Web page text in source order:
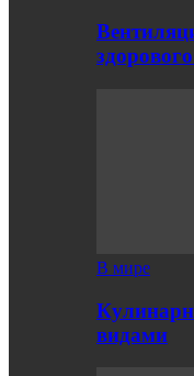
В мире
видами